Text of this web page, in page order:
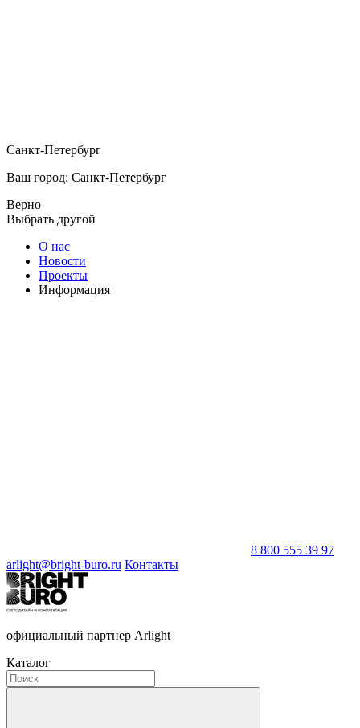
Санкт-Петербург
Ваш город: Санкт-Петербург
Верно
Выбрать другой
О нас
Новости
Проекты
Информация
8 800 555 39 97
arlight@bright-buro.ru Контакты
официальный партнер Arlight
Каталог